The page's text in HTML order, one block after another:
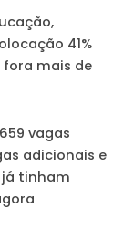
41%
fora mais de
vagas
adicionais e
já tinham